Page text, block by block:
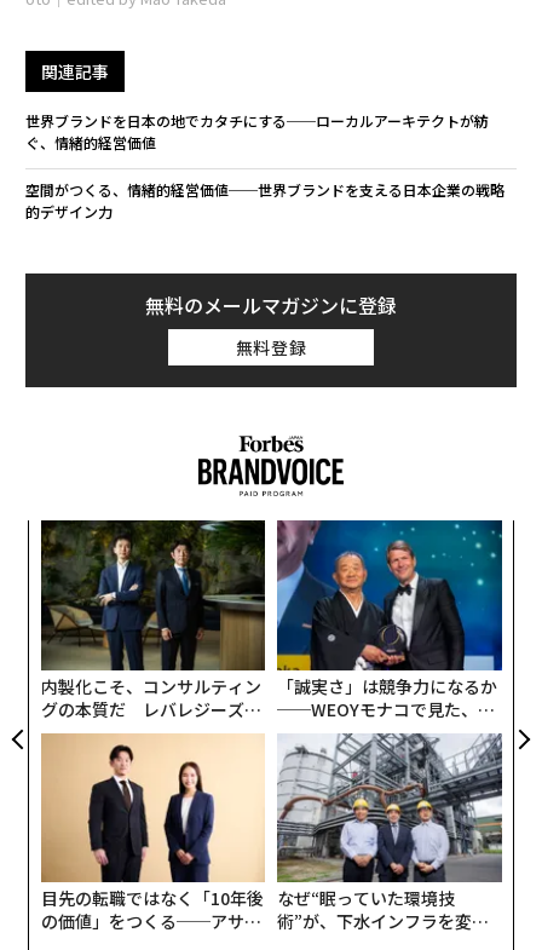
関連記事
世界ブランドを日本の地でカタチにする──ローカルアーキテクトが紡
ぐ、情緒的経営価値
空間がつくる、情緒的経営価値──世界ブランドを支える日本企業の戦略
的デザイン力
無料のメールマガジンに登録
無料登録
内製化こそ、コンサルティン
グの本質だ レバレジーズが
実践する、次世代ファームの
「誠実さ」は競争力になるか
──WEOYモナコで見た、く
ら寿司の経営哲学
目先の転職ではなく「10年後
の価値」をつくる──アサイ
なぜ“眠っていた環境技
術”が、下水インフラを変え